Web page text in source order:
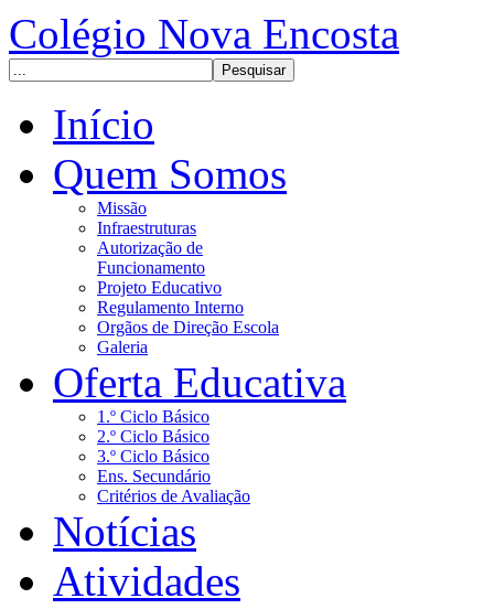
Colégio Nova Encosta
Início
Quem Somos
Missão
Infraestruturas
Autorização de
Funcionamento
Projeto Educativo
Regulamento Interno
Orgãos de Direção Escola
Galeria
Oferta Educativa
1.º Ciclo Básico
2.º Ciclo Básico
3.º Ciclo Básico
Ens. Secundário
Critérios de Avaliação
Notícias
Atividades